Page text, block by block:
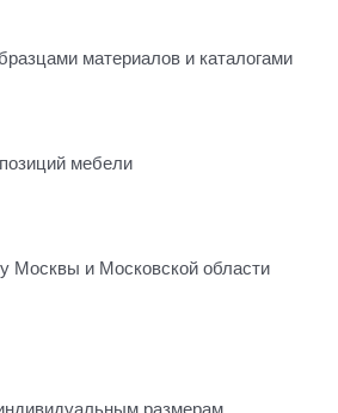
материалов и каталогами
мебели
Москвы и Московской области